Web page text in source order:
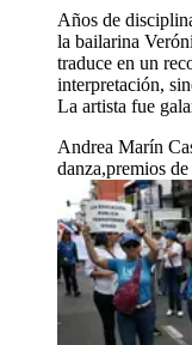
Años de
la bailarina
traduce en un
interpretación,
La artista fue
Andrea Marín
danza,premios